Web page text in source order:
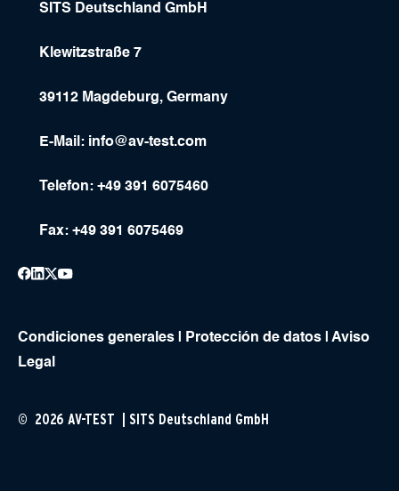
SITS Deutschland GmbH
Klewitzstraße 7
39112 Magdeburg, Germany
E-Mail: info@av-test.com
Telefon: +49 391 6075460
Fax: +49 391 6075469
Condiciones generales Protección de datos
Aviso
Legal
© 2026 AV-TEST | SITS Deutschland GmbH